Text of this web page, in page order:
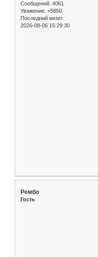
Сообщений: 4061
Уважение: +5850
Последний визит:
2026-08-06 15:29:30
Рембо
Гость